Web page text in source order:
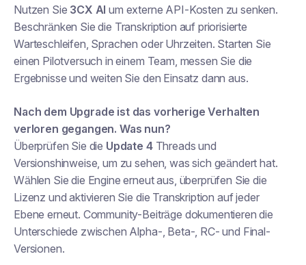
Nutzen Sie 3CX AI um externe API-Kosten zu senken.
Beschränken Sie die Transkription auf priorisierte
Warteschleifen, Sprachen oder Uhrzeiten. Starten Sie
einen Pilotversuch in einem Team, messen Sie die
Ergebnisse und weiten Sie den Einsatz dann aus.
Nach dem Upgrade ist das vorherige Verhalten
verloren gegangen. Was nun?
Überprüfen Sie die Update 4Threads und
Versionshinweise, um zu sehen, was sich geändert hat.
Wählen Sie die Engine erneut aus, überprüfen Sie die
Lizenz und aktivieren Sie die Transkription auf jeder
Ebene erneut. Community-Beiträge dokumentieren die
Unterschiede zwischen Alpha-, Beta-, RC- und Final-
Versionen.